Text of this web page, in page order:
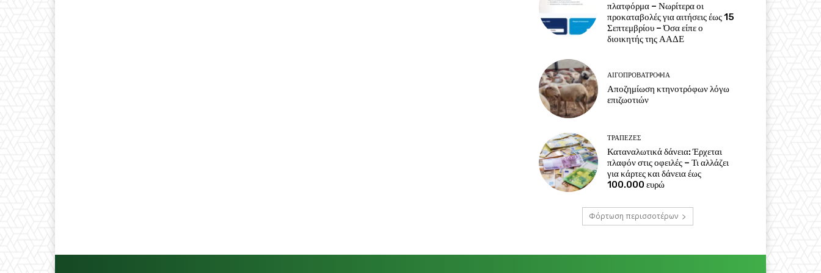
πλατφόρμα – Νωρίτερα οι
προκαταβολές για αιτήσεις έως 15
Σεπτεμβρίου – Όσα είπε ο
διοικητής της ΑΑΔΕ
ΑΙΓΟΠΡΟΒΑΤΡΟΦΊΑ
Αποζημίωση κτηνοτρόφων λόγω
επιζωοτιών
ΤΡΆΠΕΖΕΣ
Καταναλωτικά δάνεια: Έρχεται
πλαφόν στις οφειλές – Τι αλλάζει
για κάρτες και δάνεια έως
100.000 ευρώ
Φόρτωση περισσοτέρων